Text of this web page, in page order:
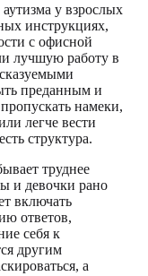
у взрослых
инструкциях,
с офисной
лучшую работу в
преданным и
намеки,
легче вести
структура.
труднее
и девочки рано
включать
ответов,
себя к
другим
а